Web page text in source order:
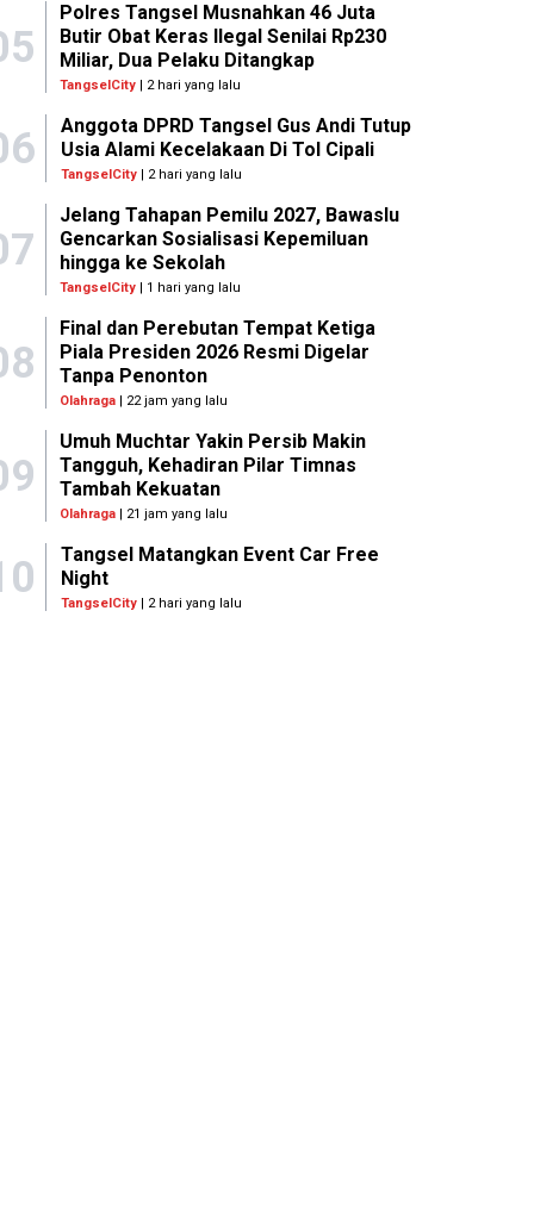
Polres Tangsel Musnahkan 46 Juta
Butir Obat Keras Ilegal Senilai Rp230
Miliar, Dua Pelaku Ditangkap
TangselCity | 2 hari yang lalu
Anggota DPRD Tangsel Gus Andi Tutup
Usia Alami Kecelakaan Di Tol Cipali
TangselCity| 2 hari yang lalu
Jelang Tahapan Pemilu 2027, Bawaslu
Gencarkan Sosialisasi Kepemiluan
hingga ke Sekolah
TangselCity | 1 hari yang lalu
Final dan Perebutan Tempat Ketiga
Piala Presiden 2026 Resmi Digelar
Tanpa Penonton
Olahraga | 22 jam yang lalu
Umuh Muchtar Yakin Persib Makin
Tangguh, Kehadiran Pilar Timnas
Tambah Kekuatan
Olahraga | 21 jam yang lalu
Tangsel Matangkan Event Car Free
Night
TangselCity| 2 hari yang lalu